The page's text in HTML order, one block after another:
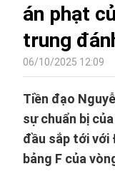
án phạt
trung
06/10/2025 12:09
Tiền đạo
sự chuẩn bị
đầu sắp tới với
bảng F của